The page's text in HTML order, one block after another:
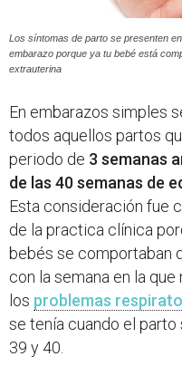
Los síntomas de parto se presenten
embarazo porque ya tu bebé está
extrauterina
En embarazos simples
todos aquellos partos
periodo de 3 semanas
de las 40 semanas de
Esta consideración fue
de la practica clínica
bebés se comportaban
con la semana en la
los problemas
se tenía cuando el
39 y 40.